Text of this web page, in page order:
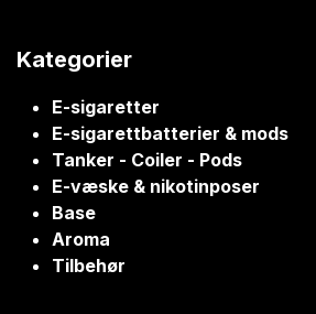
Kategorier
E-sigaretter
E-sigarettbatterier & mods
Tanker - Coiler - Pods
E-væske & nikotinposer
Base
Aroma
Tilbehør